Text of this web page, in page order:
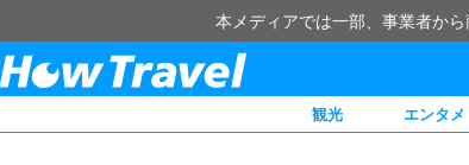
本メディアでは一部、事業者か
観光 エンタメ